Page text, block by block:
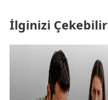
İlginizi Çekebilir